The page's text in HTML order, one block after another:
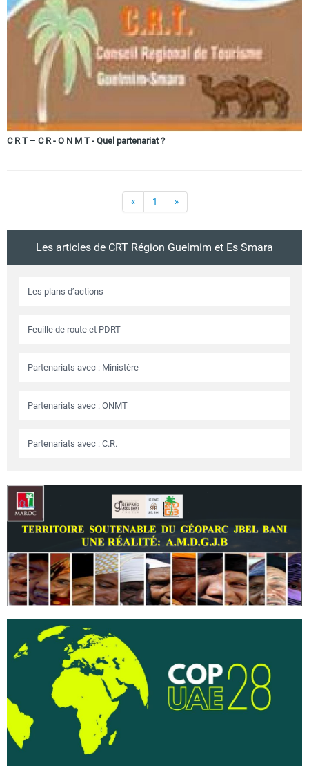
Circuits touristiques
Tourisme
Régions
Contact
C R T – C R - O N M T - Quel partenariat ?
« 1 »
Les articles de CRT Région Guelmim et Es Smara
Les plans d’actions
Feuille de route et PDRT
Partenariats avec : Ministère
Partenariats avec : ONMT
Partenariats avec : C.R.